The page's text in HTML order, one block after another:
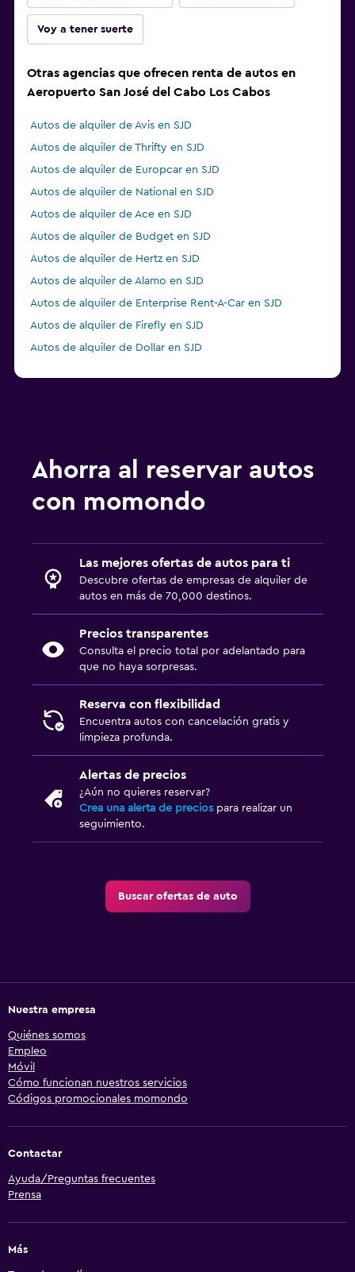
Voy a tener suerte
Otras agencias que ofrecen renta de autos en
Aeropuerto San José del Cabo Los Cabos
Autos de alquiler de Avis en SJD
Autos de alquiler de Thrifty en SJD
Autos de alquiler de Europcar en SJD
Autos de alquiler de National en SJD
Autos de alquiler de Ace en SJD
Autos de alquiler de Budget en SJD
Autos de alquiler de Hertz en SJD
Autos de alquiler de Alamo en SJD
Autos de alquiler de Enterprise Rent-A-Car en SJD
Autos de alquiler de Firefly en SJD
Autos de alquiler de Dollar en SJD
Ahorra al reservar autos
con momondo
Las mejores ofertas de autos para ti
Descubre ofertas de empresas de alquiler de
autos en más de 70,000 destinos.
Precios transparentes
Consulta el precio total por adelantado para
que no haya sorpresas.
Reserva con flexibilidad
Encuentra autos con cancelación gratis y
limpieza profunda.
Alertas de precios
¿Aún no quieres reservar?
Crea una alerta de precios para realizar un
seguimiento.
Buscar ofertas de auto
Nuestra empresa
Quiénes somos
Empleo
Móvil
Cómo funcionan nuestros servicios
Códigos promocionales momondo
Contactar
Ayuda/Preguntas frecuentes
Prensa
Más